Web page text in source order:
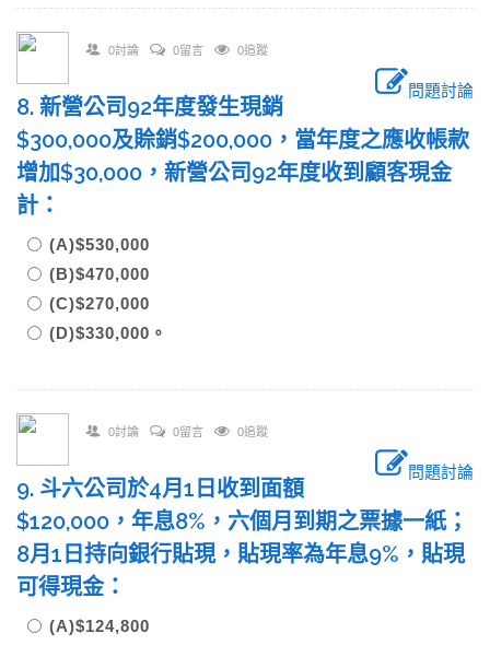
0討論 0留言 0追蹤
問題討論
8. 新營公司92年度發生現銷
$300,000及賒銷$200,000，當年度之應收帳款
增加$30,000，新營公司92年度收到顧客現金
計：
(A)$530,000
(B)$470,000
(C)$270,000
(D)$330,000。
0討論 0留言 0追蹤
問題討論
9. 斗六公司於4月1日收到面額
$120,000，年息8%，六個月到期之票據一紙；
8月1日持向銀行貼現，貼現率為年息9%，貼現
可得現金：
(A)$124,800